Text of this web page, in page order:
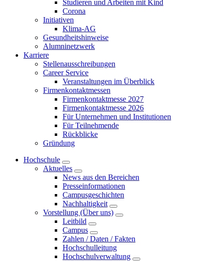
Studieren und Arbeiten mit Kind
Corona
Initiativen
Klima-AG
Gesundheitshinweise
Alumninetzwerk
Karriere
Stellenausschreibungen
Career Service
Veranstaltungen im Überblick
Firmenkontaktmessen
Firmenkontaktmesse 2027
Firmenkontaktmesse 2026
Für Unternehmen und Institutionen
Für Teilnehmende
Rückblicke
Gründung
Hochschule
Aktuelles
News aus den Bereichen
Presseinformationen
Campusgeschichten
Nachhaltigkeit
Vorstellung (Über uns)
Leitbild
Campus
Zahlen / Daten / Fakten
Hochschulleitung
Hochschulverwaltung